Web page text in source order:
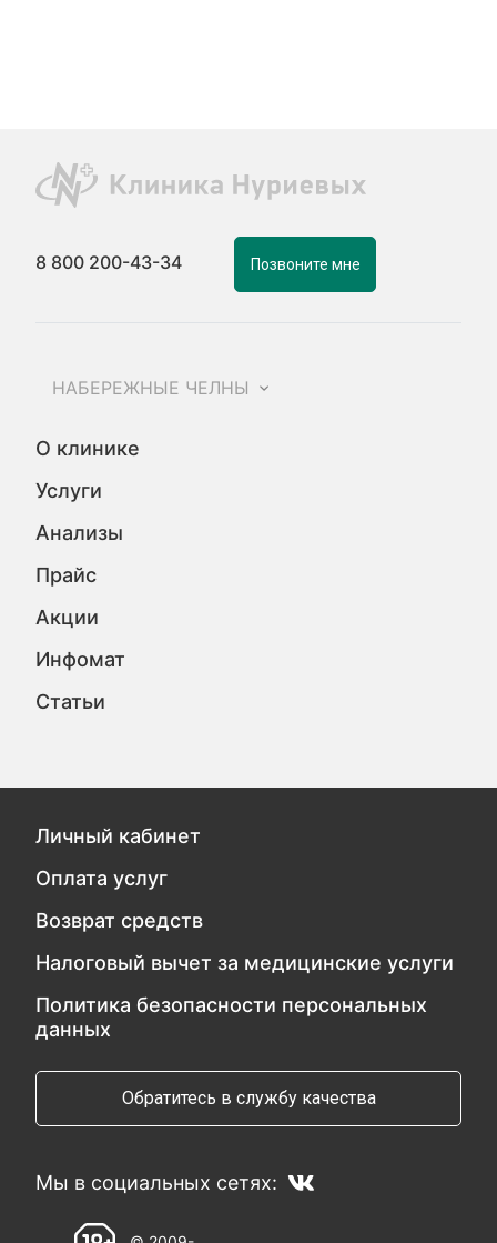
8 800 200-43-34 Позвоните мне
НАБЕРЕЖНЫЕ ЧЕЛНЫ
О клинике
Услуги
Анализы
Прайс
Акции
Инфомат
Статьи
Личный кабинет
Оплата услуг
Возврат средств
Налоговый вычет за медицинские услуги
Политика безопасности персональных
данных
Обратитесь в службу качества
Мы в социальных сетях: